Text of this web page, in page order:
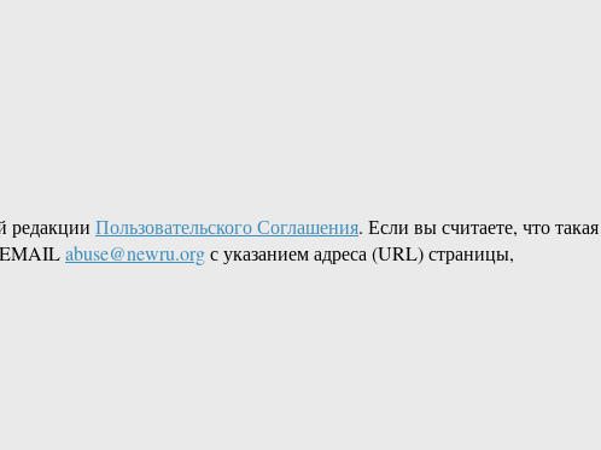
редакции Пользовательского Соглашения. Если вы считаете, что такая
EMAILabuse@newru.orgс указанием адреса (URL) страницы,